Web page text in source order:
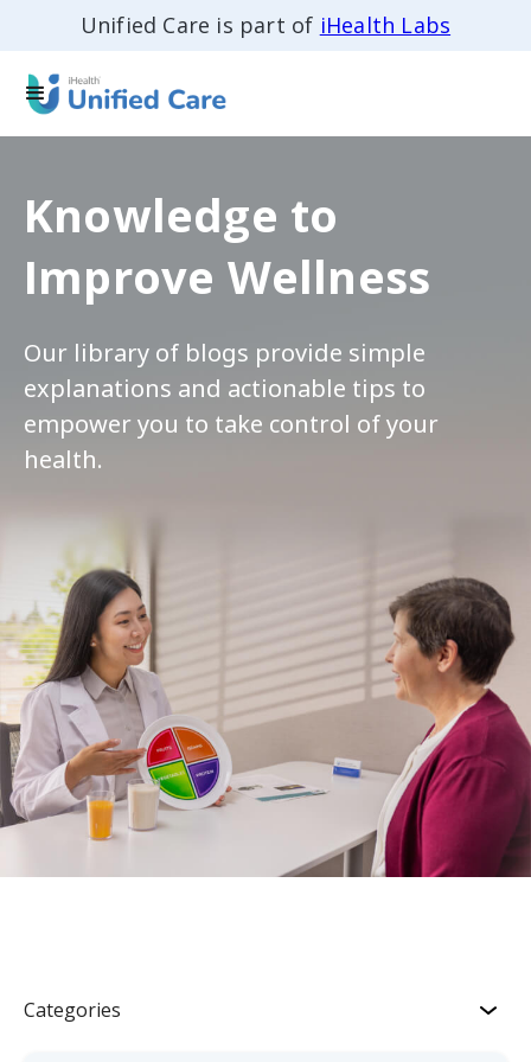
Unified Care is part of iHealth Labs
Knowledge to
Improve Wellness
Our library of blogs provide simple
explanations and actionable tips to
empower you to take control of your
health.
Categories